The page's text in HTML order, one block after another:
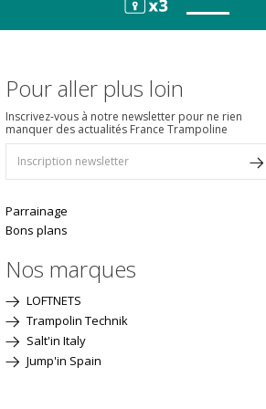
Pour aller plus loin
Inscrivez-vous à notre newsletter pour ne rien
manquer des actualités France Trampoline
Parrainage
Bons plans
Nos marques
LOFTNETS
Trampolin Technik
Salt'in Italy
Jump'in Spain